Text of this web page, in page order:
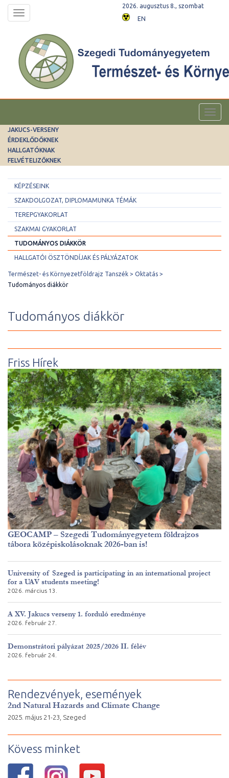
Toggle
navigation
2026. augusztus 8., szombat
EN
JAKUCS-VERSENY
ÉRDEKLŐDŐKNEK
HALLGATÓKNAK
FELVÉTELIZŐKNEK
KÉPZÉSEINK
SZAKDOLGOZAT, DIPLOMAMUNKA TÉMÁK
TEREPGYAKORLAT
SZAKMAI GYAKORLAT
TUDOMÁNYOS DIÁKKÖR
HALLGATÓI ÖSZTÖNDÍJAK ÉS PÁLYÁZATOK
Természet- és Környezetföldrajz Tanszék
Oktatás
Tudományos diákkör
Tudományos diákkör
Friss Hírek
GEOCAMP – Szegedi Tudományegyetem földrajzos
tábora középiskolásoknak 2026-ban is!
University of Szeged is participating in an international project
for a UAV students meeting!
2026. március 13.
A XV. Jakucs verseny 1. forduló eredménye
2026. február 27.
Demonstrátori pályázat 2025/2026 II. félév
2026. február 24.
Rendezvények, események
2nd Natural Hazards and Climate Change
2025. május 21-23, Szeged
Kövess minket